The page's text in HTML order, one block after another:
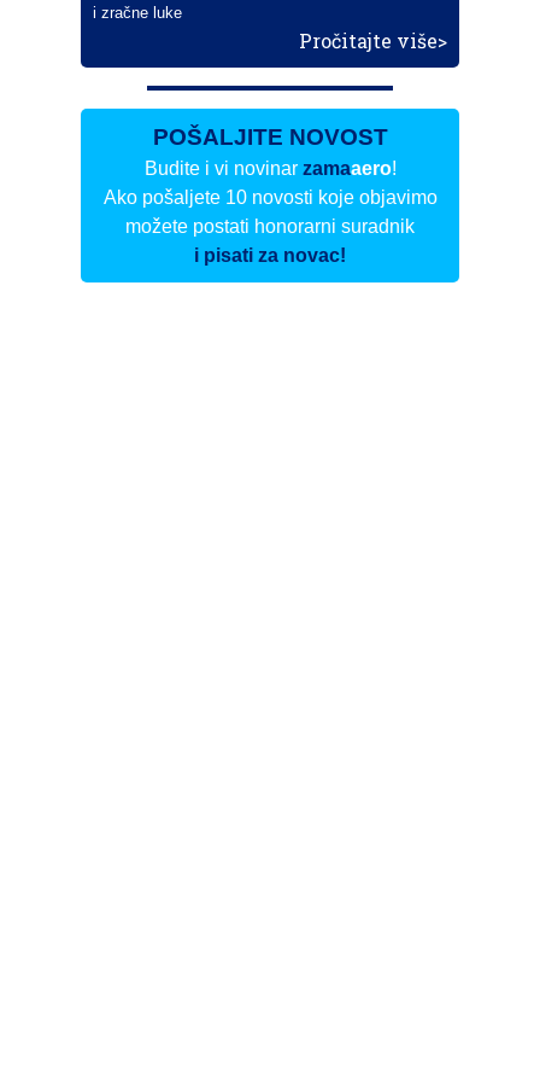
i zračne luke
Pročitajte više>
POŠALJITE NOVOST
Budite i vi novinar zamaaero!
Ako pošaljete 10 novosti koje objavimo
možete postati honorarni suradnik
i pisati za novac!